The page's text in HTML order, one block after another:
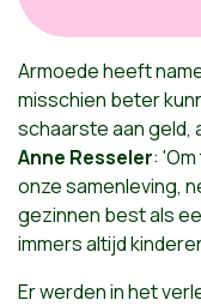
Armoede heeft
misschien beter
schaarste aan geld,
Anne Resseler:
onze samenleving,
gezinnen best als
immers altijd
Er werden in het